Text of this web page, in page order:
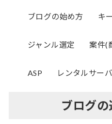
ブログの始め方 キ
ジャンル選定 案件(
ASP レンタルサー
ブログ